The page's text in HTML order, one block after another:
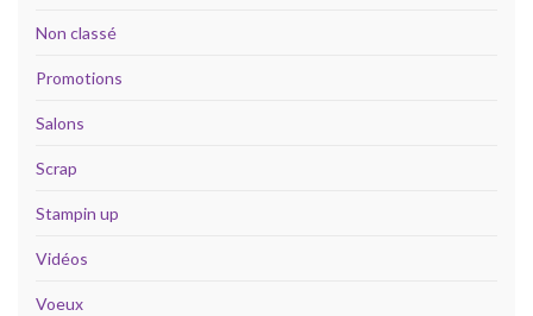
Non classé
Promotions
Salons
Scrap
Stampin up
Vidéos
Voeux